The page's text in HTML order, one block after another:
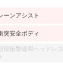
ーンアシスト
突安全ボディ
部衝撃緩和ヘッドレス
ト